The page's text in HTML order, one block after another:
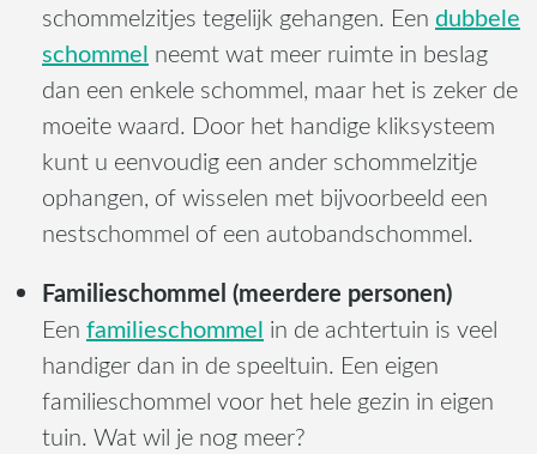
schommelzitjes tegelijk gehangen. Een dubbele
schommel neemt wat meer ruimte in beslag
dan een enkele schommel, maar het is zeker de
moeite waard. Door het handige kliksysteem
kunt u eenvoudig een ander schommelzitje
ophangen, of wisselen met bijvoorbeeld een
nestschommel of een autobandschommel.
Familieschommel (meerdere personen)
Een familieschommel in de achtertuin is veel
handiger dan in de speeltuin. Een eigen
familieschommel voor het hele gezin in eigen
tuin. Wat wil je nog meer?